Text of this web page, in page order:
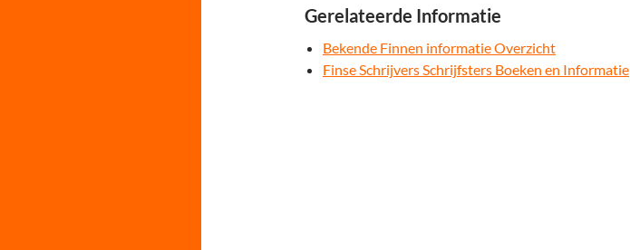
Gerelateerde Informatie
Bekende Finnen informatie Overzicht
Finse Schrijvers Schrijfsters Boeken en Informatie